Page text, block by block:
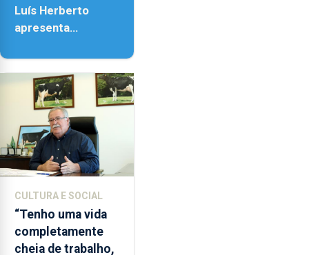
18h00.
Luís Herberto
apresenta
Paisagem’
CULTURA E SOCIAL
“Tenho uma vida
completamente
cheia de trabalho,